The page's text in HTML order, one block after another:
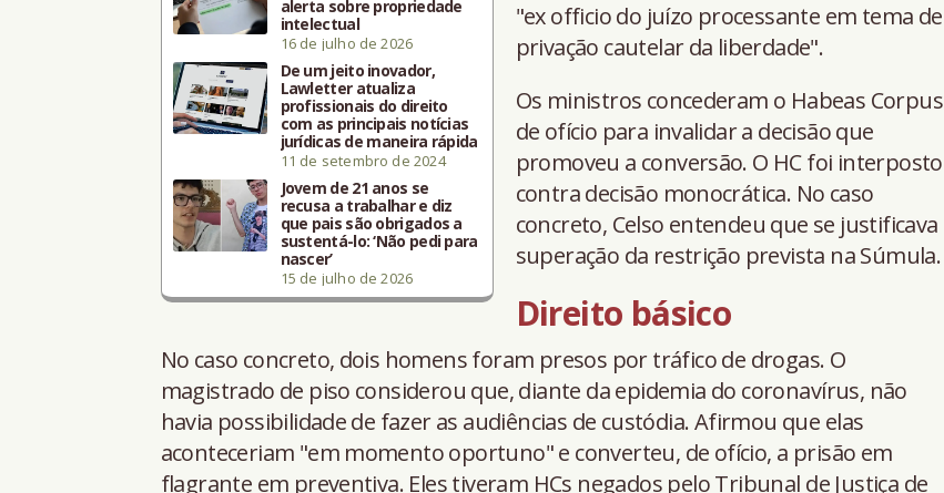
alerta sobre propriedade
intelectual
16 de julho de 2026
De um jeito inovador,
Lawletter atualiza
profissionais do direito
com as principais notícias
jurídicas de maneira rápida
11 de setembro de 2024
Jovem de 21 anos se
recusa a trabalhar e diz
que pais são obrigados a
sustentá-lo: ‘Não pedi para
nascer’
15 de julho de 2026
"ex officio do juízo processante em tema de
privação cautelar da liberdade".
Os ministros concederam o Habeas Corpus
de ofício para invalidar a decisão que
promoveu a conversão. O HC foi interposto
contra decisão monocrática. No caso
concreto, Celso entendeu que se justificava
superação da restrição prevista na Súmula.
Direito básico
No caso concreto, dois homens foram presos por tráfico de drogas. O
magistrado de piso considerou que, diante da epidemia do coronavírus, não
havia possibilidade de fazer as audiências de custódia. Afirmou que elas
aconteceriam "em momento oportuno" e converteu, de ofício, a prisão em
flagrante em preventiva. Eles tiveram HCs negados pelo Tribunal de Justiça de